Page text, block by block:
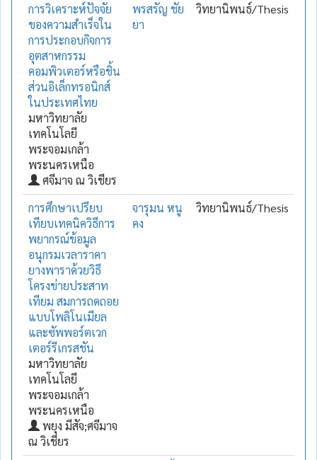
การวิเคราะห์ปัจจัย
ของความสำเร็จใน
การประกอบกิจการ
อุตสาหกรรม
คอมพิวเตอร์หรือชิ้น
ส่วนอิเล็กทรอนิกส์
ในประเทศไทย
มหาวิทยาลัย
เทคโนโลยี
พระจอมเกล้า
พระนครเหนือ
ศจีมาจ ณ วิเชียร
พรสรัญ ชัย
ยา
วิทยานิพนธ์/Thesis
การศึกษาเปรียบ
เทียบเทคนิควิธีการ
พยากรณ์ข้อมูล
อนุกรมเวลาราคา
ยางพาราด้วยวิธี
โครงข่ายประสาท
เทียม สมการถดถอย
แบบโพลิโนเมียล
และซัพพอร์ตเวก
เตอร์รีเกรสชัน
มหาวิทยาลัย
เทคโนโลยี
พระจอมเกล้า
พระนครเหนือ
พยุง มีสัจ;ศจีมาจ
ณ วิเชียร
จารุมน หนู
คง
วิทยานิพนธ์/Thesis